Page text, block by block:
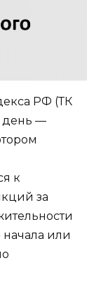
РФ (ТК
день —
к
за
или